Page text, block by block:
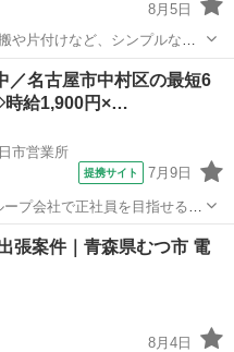
8月5日
や片付けなど、シンプルな手
歳未満の方 ...
／名古屋市中村区の最短6
時給1,900円×…
市営業所
提携サイト 7月9日
プ会社で正社員を目指せるお
業、修繕などの検討・見積など
張案件｜青森県むつ市 電
8月4日